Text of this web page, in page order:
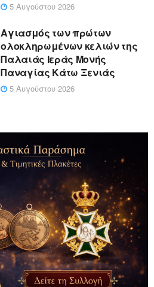
5 Αυγούστου 2026
Αγιασμός των πρώτων
ολοκληρωμένων κελιών της
Παλαιάς Ιεράς Μονής
Παναγίας Κάτω Ξενιάς
5 Αυγούστου 2026